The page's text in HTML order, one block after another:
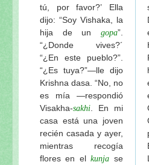
tú, por favor?’ Ella
dijo: “Soy Vishaka, la
hija de un gopa”.
“¿Donde vives?´
“¿En este pueblo?”.
“¿Es tuya?”—lle dijo
Krishna dasa. “No, no
es mía —respondió
Visakha-sakhi . En mi
casa está una joven
recién casada y ayer,
mientras recogía
flores en el kunja se